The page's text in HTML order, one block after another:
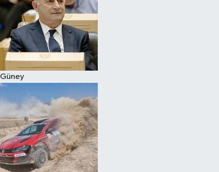
Güney